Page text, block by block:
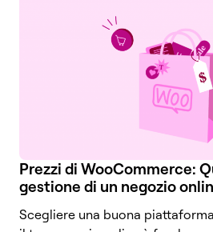
Prezzi di WooCommerce:
gestione di un negozio
Scegliere una buona